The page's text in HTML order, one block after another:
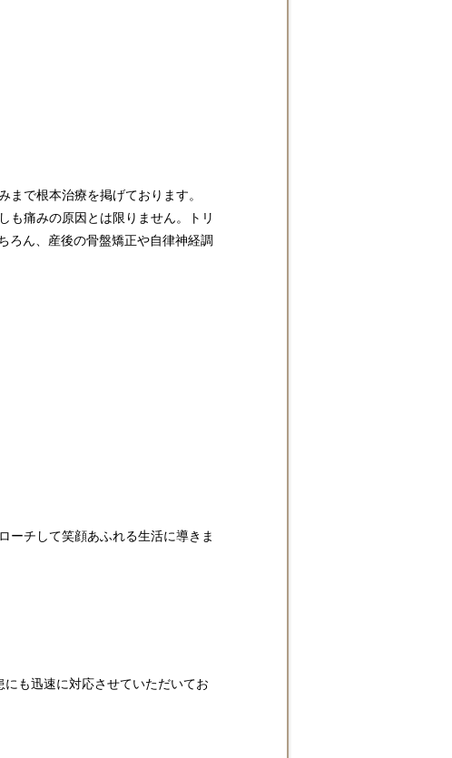
で根本治療を掲げております。
も痛みの原因とは限りません。トリ
ろん、産後の骨盤矯正や自律神経調
チして笑顔あふれる生活に導きま
も迅速に対応させていただいてお